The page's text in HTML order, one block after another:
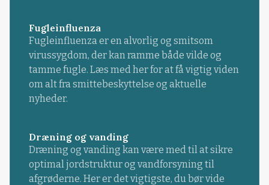
Fugleinfluenza
Fugleinfluenza er en alvorlig og smitsom
virussygdom, der kan ramme både vilde og
tamme fugle. Læs med her for at få vigtig viden
om alt fra smittebeskyttelse og aktuelle
nyheder.
Dræning og vanding
Dræning og vanding kan være med til at sikre
optimal jordstruktur og vandforsyning til
afgrøderne. Her er det vigtigste, du bør vide